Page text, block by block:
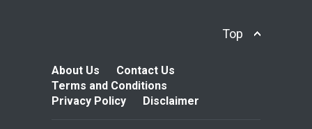
Top
About Us
Contact Us
Terms and Conditions
Privacy Policy
Disclaimer